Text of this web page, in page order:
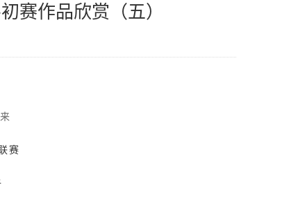
赛作品欣赏（五）
赛